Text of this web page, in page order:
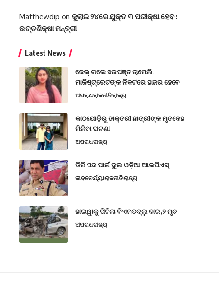
Matthewdip on ଜୁଲାଇ ୨୪ରେ ଯୁକ୍ତ ୩ ପରୀକ୍ଷା ହେବ :
ଉଚ୍ଚଶିକ୍ଷା ମନ୍ତ୍ରୀ
Latest News
ଜେଲ୍ ଗଲେ ସରପଞ୍ଚ ଚାମେଲି,
ମାଜିଷ୍ଟ୍ରେଟଙ୍କ ନିକଟରେ ହାଜର ହେବେ
ଅପରାଧରାଜନୀତିରାଜ୍ୟ
କାଠଯୋଡ଼ିରୁ ଡାକ୍ତରୀ ଛାତ୍ରୀଙ୍କ ମୃତଦେହ
ମିଳିବା ଘଟଣା
ଅପରାଧରାଜ୍ୟ
ଡିଜି ପଦ ପାଇଁ ଦୁଇ ଓଡ଼ିଆ ଆଇପିଏସ୍
ଜୀବନଚର୍ଯ୍ୟାରାଜନୀତିରାଜ୍ୟ
ହାଇୱାକୁ ପିଟିଲା ବିଏମଡବ୍ଲୁ କାର,୨ ମୃତ
ଅପରାଧରାଜ୍ୟ